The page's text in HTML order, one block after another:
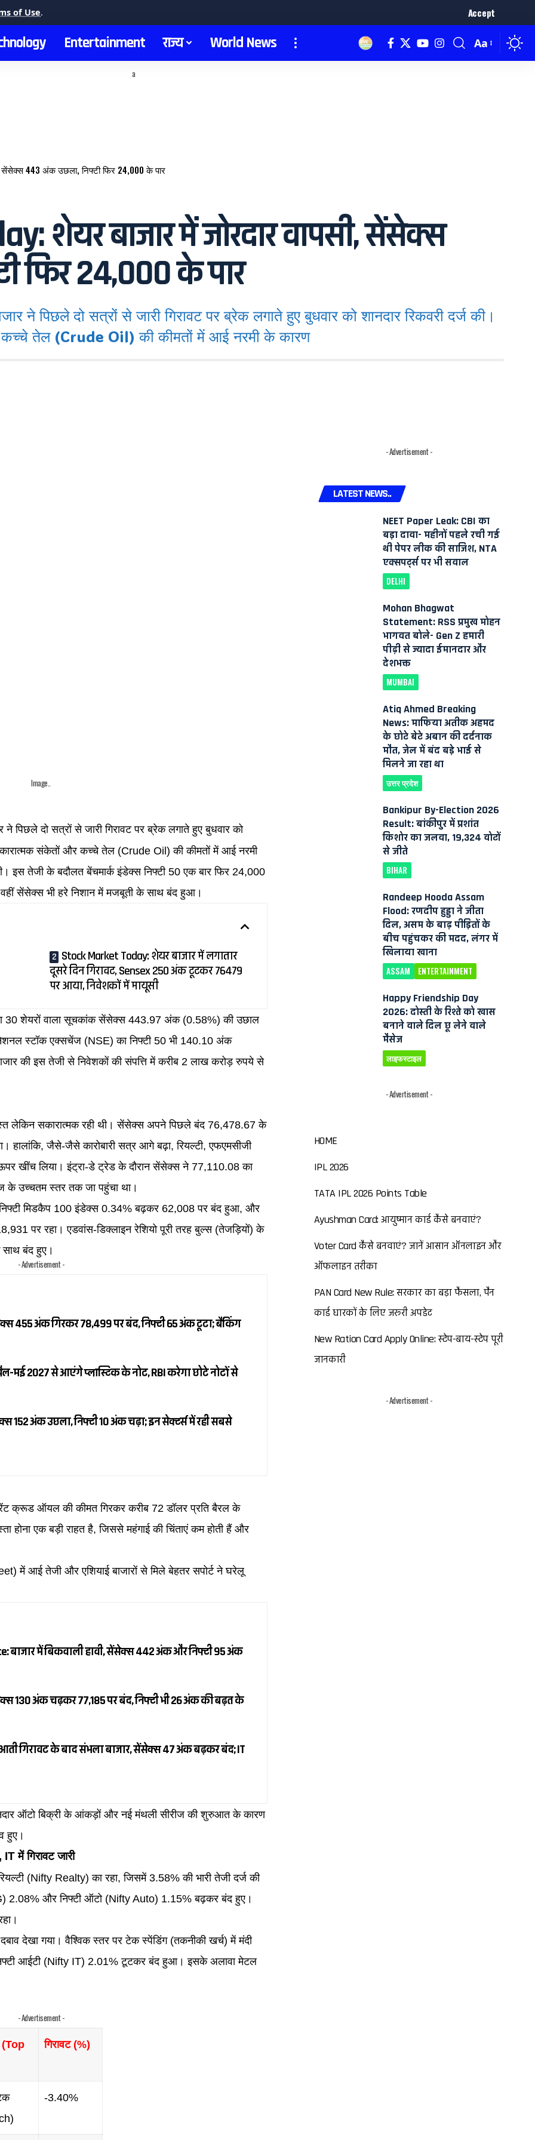
of Use. Accept
Entertainment राज्य World News Aa
a
सेंसेक्स 443 अंक उछला, निफ्टी फिर 24,000 के पार
शेयर बाजार में जोरदार वापसी, सेंसेक्स
फिर 24,000 के पार
पिछले दो सत्रों से जारी गिरावट पर ब्रेक लगाते हुए बुधवार को शानदार रिकवरी दर्ज की।
कच्चे तेल (Crude Oil) की कीमतों में आई नरमी के कारण
Image..
ने पिछले दो सत्रों से जारी गिरावट पर ब्रेक लगाते हुए बुधवार को
सकारात्मक संकेतों और कच्चे तेल (Crude Oil) की कीमतों में आई नरमी
इस तेजी के बदौलत बेंचमार्क इंडेक्स निफ्टी 50 एक बार फिर 24,000
वहीं सेंसेक्स भी हरे निशान में मजबूती के साथ बंद हुआ।
Stock Market Today: शेयर बाजार में लगातार
दूसरे दिन गिरावट, Sensex 250 अंक टूटकर 76479
पर आया, निवेशकों में मायूसी
30 शेयरों वाला सूचकांक सेंसेक्स 443.97 अंक (0.58%) की उछाल
स्टॉक एक्सचेंज (NSE) का निफ्टी 50 भी 140.10 अंक
की इस तेजी से निवेशकों की संपत्ति में करीब 2 लाख करोड़ रुपये से
लेकिन सकारात्मक रही थी। सेंसेक्स अपने पिछले बंद 76,478.67 के
जैसे-जैसे कारोबारी सत्र आगे बढ़ा, रियल्टी, एफएमसीजी
खींच लिया। इंट्रा-डे ट्रेड के दौरान सेंसेक्स ने 77,110.08 का
उच्चतम स्तर तक जा पहुंचा था।
निफ्टी मिडकैप 100 इंडेक्स 0.34% बढ़कर 62,008 पर बंद हुआ, और
पर रहा। एडवांस-डिक्लाइन रेशियो पूरी तरह बुल्स (तेजड़ियों) के
बंद हुए।
- Advertisement -
455 अंक गिरकर 78,499 पर बंद, निफ्टी 65 अंक टूटा; बैंकिंग
मई 2027 से आएंगे प्लास्टिक के नोट, RBI करेगा छोटे नोटों से
152 अंक उछला, निफ्टी 10 अंक चढ़ा; इन सेक्टर्स में रही सबसे
क्रूड ऑयल की कीमत गिरकर करीब 72 डॉलर प्रति बैरल के
एक बड़ी राहत है, जिससे महंगाई की चिंताएं कम होती हैं और
में आई तेजी और एशियाई बाजारों से मिले बेहतर सपोर्ट ने घरेलू
बाजार में बिकवाली हावी, सेंसेक्स 442 अंक और निफ्टी 95 अंक
130 अंक चढ़कर 77,185 पर बंद, निफ्टी भी 26 अंक की बढ़त के
गिरावट के बाद संभला बाजार, सेंसेक्स 47 अंक बढ़कर बंद; IT
ऑटो बिक्री के आंकड़ों और नई मंथली सीरीज की शुरुआत के कारण
हुए।
में गिरावट जारी
(Nifty Realty) का रहा, जिसमें 3.58% की भारी तेजी दर्ज की
2.08% और निफ्टी ऑटो (Nifty Auto) 1.15% बढ़कर बंद हुए।
देखा गया। वैश्विक स्तर पर टेक स्पेंडिंग (तकनीकी खर्च) में मंदी
आईटी (Nifty IT) 2.01% टूटकर बंद हुआ। इसके अलावा मेटल
- Advertisement -
(Top गिरावट (%)
-3.40%
- Advertisement -
LATEST NEWS..
NEET Paper Leak: CBI का
बड़ा दावा- महीनों पहले रची गई
थी पेपर लीक की साजिश, NTA
एक्सपर्ट्स पर भी सवाल
DELHI
Mohan Bhagwat
Statement: RSS प्रमुख मोहन
भागवत बोले- Gen Z हमारी
पीढ़ी से ज्यादा ईमानदार और
देशभक्त
MUMBAI
Atiq Ahmed Breaking
News: माफिया अतीक अहमद
के छोटे बेटे अबान की दर्दनाक
मौत, जेल में बंद बड़े भाई से
मिलने जा रहा था
उत्तर प्रदेश
Bankipur By-Election 2026
Result: बांकीपुर में प्रशांत
किशोर का जलवा, 19,324 वोटों
से जीते
BIHAR
Randeep Hooda Assam
Flood: रणदीप हुड्डा ने जीता
दिल, असम के बाढ़ पीड़ितों के
बीच पहुंचकर की मदद, लंगर में
खिलाया खाना
ASSAM ENTERTAINMENT
Happy Friendship Day
2026: दोस्ती के रिश्ते को खास
बनाने वाले दिल छू लेने वाले
मैसेज
लाइफस्टाइल
- Advertisement -
HOME
IPL 2026
TATA IPL 2026 Points Table
Ayushman Card: आयुष्मान कार्ड कैसे बनवाएं?
Voter Card कैसे बनवाएं? जानें आसान ऑनलाइन और
ऑफलाइन तरीका
PAN Card New Rule: सरकार का बड़ा फैसला, पैन
कार्ड धारकों के लिए जरूरी अपडेट
New Ration Card Apply Online: स्टेप-बाय-स्टेप पूरी
जानकारी
- Advertisement -